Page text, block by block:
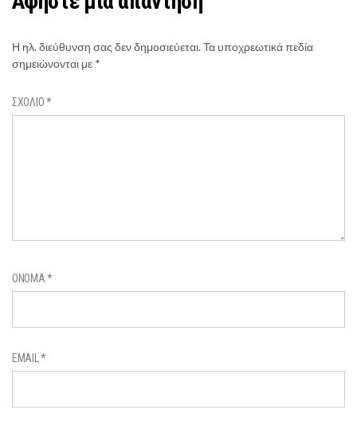
Η ηλ. διεύθυνση σας δεν δημοσιεύεται.Τα υποχρεωτικά πεδία
σημειώνονται με *
ΣΧΌΛΙΟ*
ΌΝΟΜΑ*
EMAIL*